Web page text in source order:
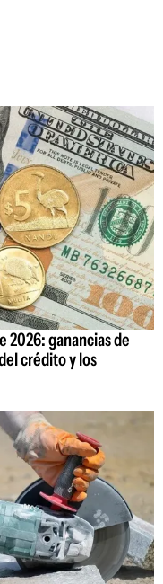
2026: ganancias de
crédito y los